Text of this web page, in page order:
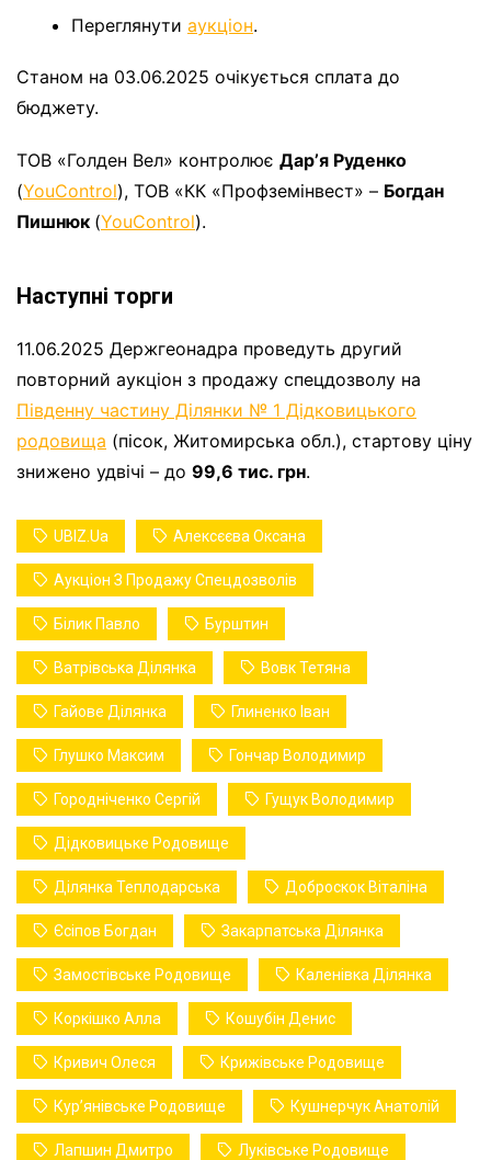
Переглянути аукціон.
Станом на 03.06.2025 очікується сплата до
бюджету.
ТОВ «Голден Вел» контролює Дарʼя Руденко
(YouControl), ТОВ «КК «Профземінвест» – Богдан
Пишнюк (YouControl).
Наступні торги
11.06.2025 Держгеонадра проведуть другий
повторний аукціон з продажу спецдозволу на
Південну частину Ділянки № 1 Дідковицького
родовища (пісок, Житомирська обл.), стартову ціну
знижено удвічі – до 99,6 тис. грн.
UBIZ.ua Алексєєва Оксана
Аукціон З Продажу Спецдозволів
Білик Павло Бурштин
Ватрівська Ділянка Вовк Тетяна
Гайове Ділянка Глиненко Іван
Глушко Максим Гончар Володимир
Городніченко Сергій Гущук Володимир
Дідковицьке Родовище
Ділянка Теплодарська Доброскок Віталіна
Єсіпов Богдан Закарпатська Ділянка
Замостівське Родовище Каленівка Ділянка
Коркішко Алла Кошубін Денис
Кривич Олеся Крижівське Родовище
Курʼянівське Родовище Кушнерчук Анатолій
Лапшин Дмитро Луківське Родовище